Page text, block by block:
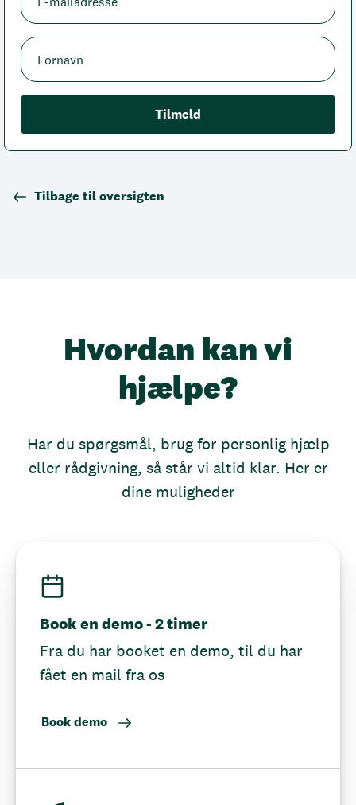
Tilbage til oversigten
Hvordan kan vi
hjælpe?
Har du spørgsmål, brug for personlig hjælp
eller rådgivning, så står vi altid klar. Her er
dine muligheder
Book en demo - 2 timer
Fra du har booket en demo, til du har
fået en mail fra os
Book demo